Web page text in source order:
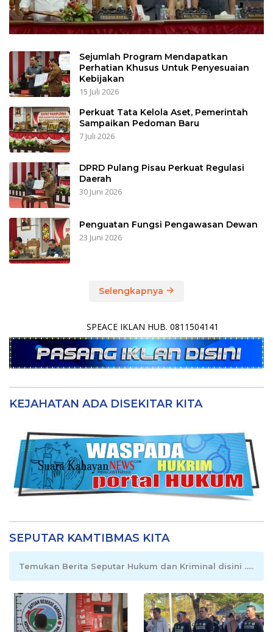
Sejumlah Program Mendapatkan
Perhatian Khusus Untuk Penyesuaian
Kebijakan
15 Juli 2026
Perkuat Tata Kelola Aset, Pemerintah
Sampaikan Pedoman Baru
7 Juli 2026
DPRD Pulang Pisau Perkuat Regulasi
Daerah
30 Juni 2026
Penguatan Fungsi Pengawasan Dewan
23 Juni 2026
Selengkapnya
SPEACE IKLAN HUB. 0811504141
KEJAHATAN ADA DISEKITAR KITA
SEPUTAR KAMTIBMAS KITA
Temukan Berita Seputar Hukum dan Kriminal disini .....